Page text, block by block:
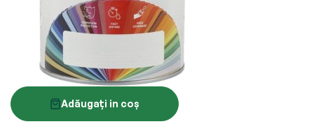
Adăugați in coș